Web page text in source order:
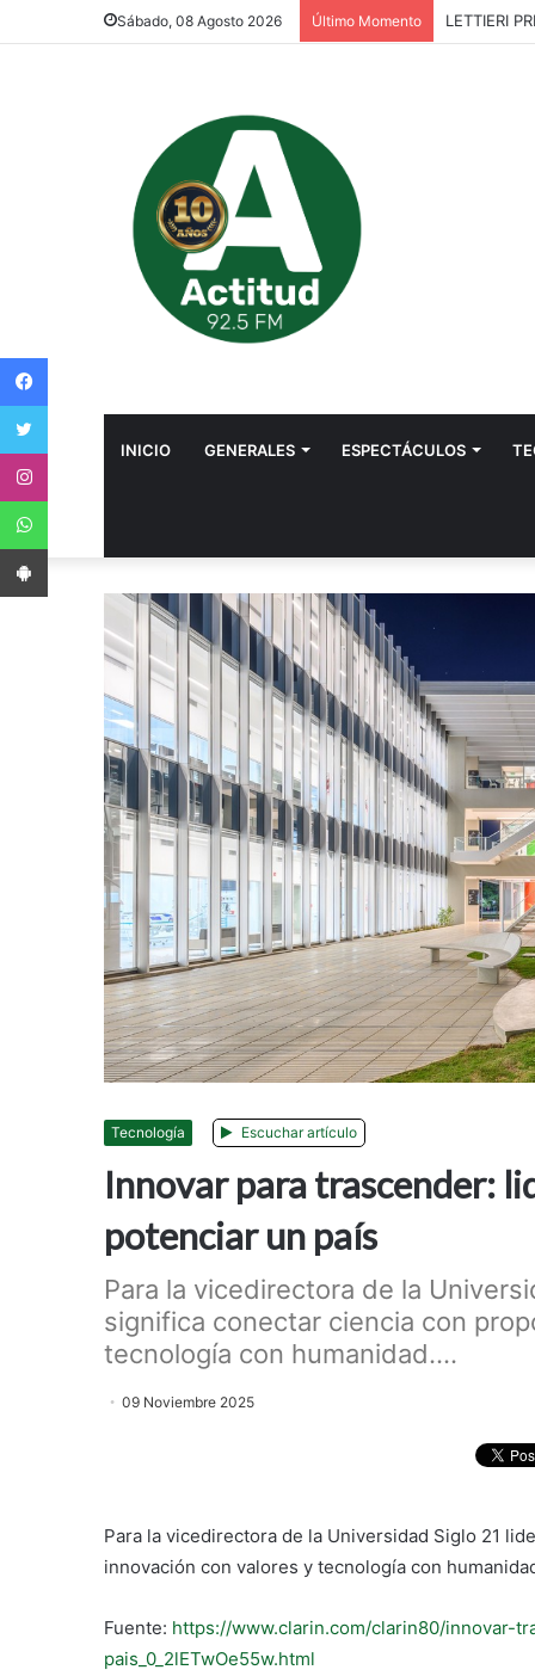
Sábado, 08 Agosto 2026 Último Momento LETTIERI
INICIO GENERALES ESPECTÁCULOS
Tecnología Escuchar artículo
Innovar para trascender:
potenciar un país
Para la vicedirectora de la
significa conectar ciencia con
tecnología con humanidad....
09 Noviembre 2025
Para la vicedirectora de la Universidad Siglo 21
innovación con valores y tecnología con
Fuente: https://www.clarin.com/clarin80/innovar-
pais_0_2lETwOe55w.html